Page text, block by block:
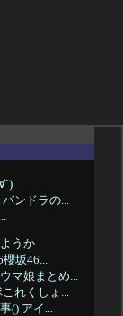
パンドラの...
うか
櫻坂46...
マ娘まとめ...
れくしょ...
() アイ...